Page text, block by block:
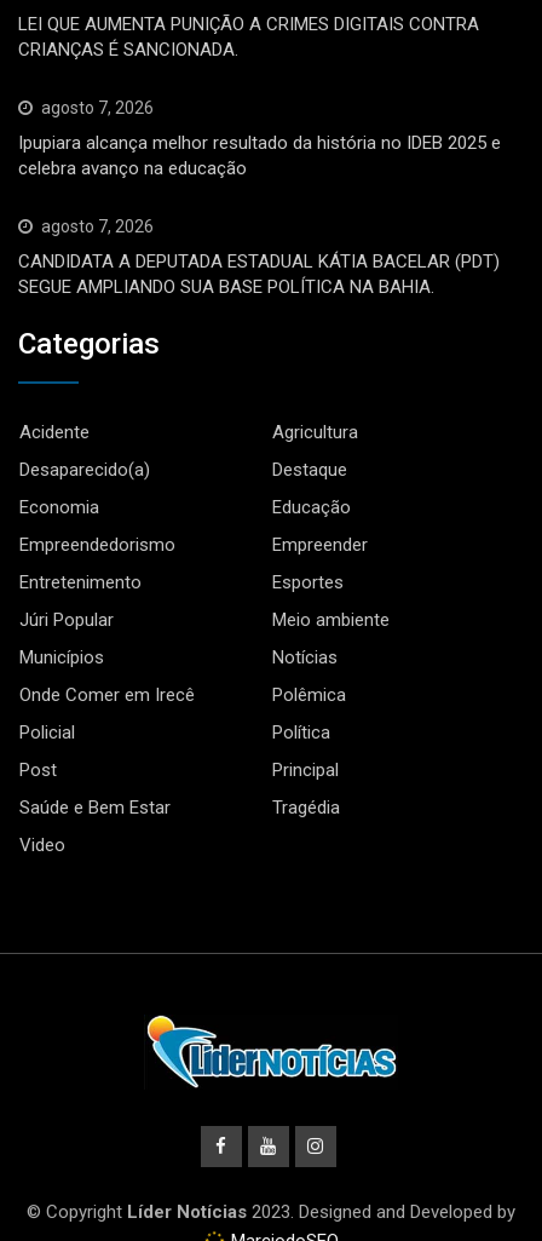
LEI QUE AUMENTA PUNIÇÃO A CRIMES DIGITAIS CONTRA
CRIANÇAS É SANCIONADA.
agosto 7, 2026
Ipupiara alcança melhor resultado da história no IDEB 2025 e
celebra avanço na educação
agosto 7, 2026
CANDIDATA A DEPUTADA ESTADUAL KÁTIA BACELAR (PDT)
SEGUE AMPLIANDO SUA BASE POLÍTICA NA BAHIA.
Categorias
Acidente
Agricultura
Desaparecido(a)
Destaque
Economia
Educação
Empreendedorismo
Empreender
Entretenimento
Esportes
Júri Popular
Meio ambiente
Municípios
Notícias
Onde Comer em Irecê
Polêmica
Policial
Política
Post
Principal
Saúde e Bem Estar
Tragédia
Video
© Copyright Líder Notícias 2023. Designed and Developed by